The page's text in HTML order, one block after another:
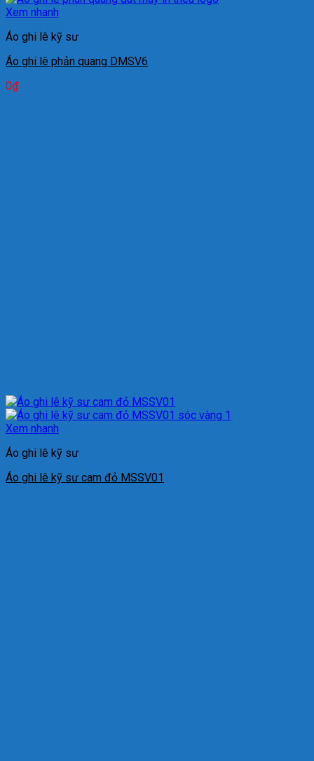
Xem nhanh
Áo ghi lê kỹ sư
Áo ghi lê phản quang DMSV6
0₫
Xem nhanh
Áo ghi lê kỹ sư
Áo ghi lê kỹ sư cam đỏ MSSV01